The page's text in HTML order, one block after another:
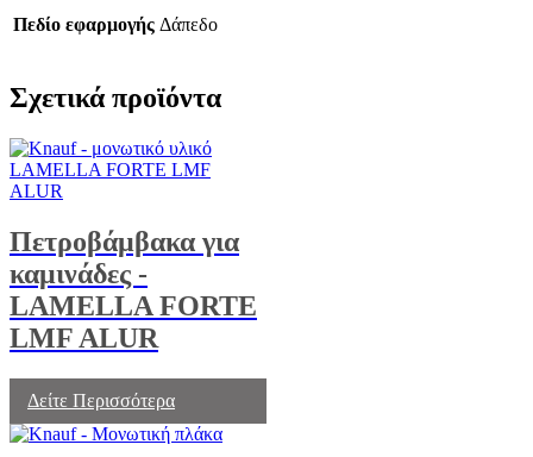
Πεδίο εφαρμογής Δάπεδο
Σχετικά προϊόντα
Πετροβάμβακα για
καμινάδες -
LAMELLA FORTE
LMF ALUR
Δείτε Περισσότερα